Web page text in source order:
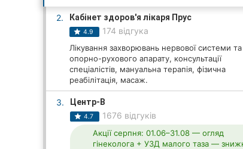
Приватні клініки
Всі рубрики
2. Кабінет здоров'я лікаря Прус
4.9 174 відгука
Лікування захворювань нервової системи та
опорно-рухового апарату, консультації
спеціалістів, мануальна терапія, фізична
реабілітація, масаж.
3. Центр-B
4.7 1676 відгуків
Акції серпня: 01.06–31.08 — огляд
гінеколога + УЗД малого таза —